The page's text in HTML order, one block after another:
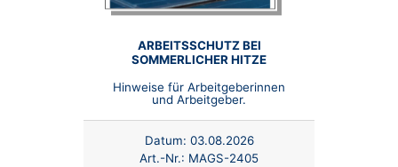
ARBEITSSCHUTZ BEI
SOMMERLICHER HITZE
Hinweise für Arbeitgeberinnen
und Arbeitgeber.
Datum: 03.08.2026
Art.-Nr.: MAGS-2405